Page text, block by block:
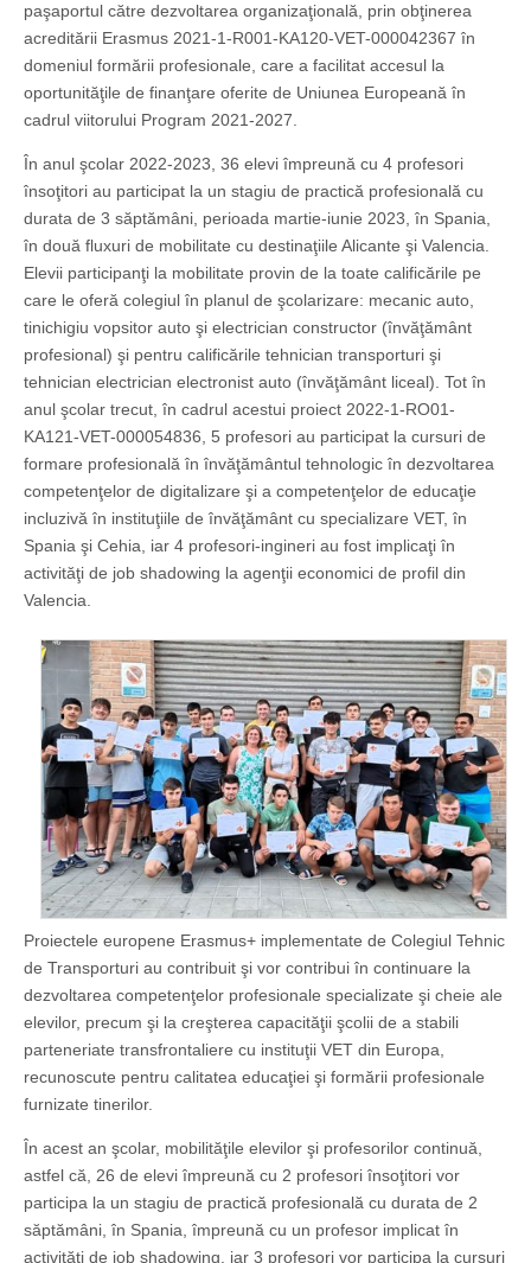
paşaportul către dezvoltarea organizaţională, prin obţinerea
acreditării Erasmus 2021-1-R001-KA120-VET-000042367 în
domeniul formării profesionale, care a facilitat accesul la
oportunităţile de finanţare oferite de Uniunea Europeană în
cadrul viitorului Program 2021-2027.
În anul şcolar 2022-2023, 36 elevi împreună cu 4 profesori
însoţitori au participat la un stagiu de practică profesională cu
durata de 3 săptămâni, perioada martie-iunie 2023, în Spania,
în două fluxuri de mobilitate cu destinaţiile Alicante şi Valencia.
Elevii participanţi la mobilitate provin de la toate calificările pe
care le oferă colegiul în planul de şcolarizare: mecanic auto,
tinichigiu vopsitor auto şi electrician constructor (învăţământ
profesional) şi pentru calificările tehnician transporturi şi
tehnician electrician electronist auto (învăţământ liceal). Tot în
anul şcolar trecut, în cadrul acestui proiect 2022-1-RO01-
KA121-VET-000054836, 5 profesori au participat la cursuri de
formare profesională în învăţământul tehnologic în dezvoltarea
competenţelor de digitalizare şi a competenţelor de educaţie
incluzivă în instituţiile de învăţământ cu specializare VET, în
Spania şi Cehia, iar 4 profesori-ingineri au fost implicaţi în
activităţi de job shadowing la agenţii economici de profil din
Valencia.
Proiectele europene Erasmus+ implementate de Colegiul Tehnic
de Transporturi au contribuit şi vor contribui în continuare la
dezvoltarea competenţelor profesionale specializate şi cheie ale
elevilor, precum şi la creşterea capacităţii şcolii de a stabili
parteneriate transfrontaliere cu instituţii VET din Europa,
recunoscute pentru calitatea educaţiei şi formării profesionale
furnizate tinerilor.
În acest an şcolar, mobilităţile elevilor şi profesorilor continuă,
astfel că, 26 de elevi împreună cu 2 profesori însoţitori vor
participa la un stagiu de practică profesională cu durata de 2
săptămâni, în Spania, împreună cu un profesor implicat în
activităţi de job shadowing, iar 3 profesori vor participa la cursuri